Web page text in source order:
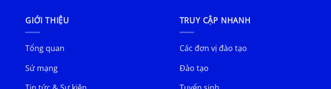
GIỚI THIỆU
Tổng quan
Sứ mạng
TRUY CẬP NHANH
Các đơn vị đào tạo
Đào tạo